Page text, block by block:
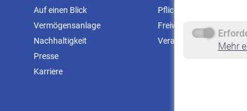
Mehr
Auf einen Blick
Vermögensanlage
Nachhaltigkeit
Presse
Karriere
Pflichtversicherung
Freiwillige Versicherung
Veranstaltungen